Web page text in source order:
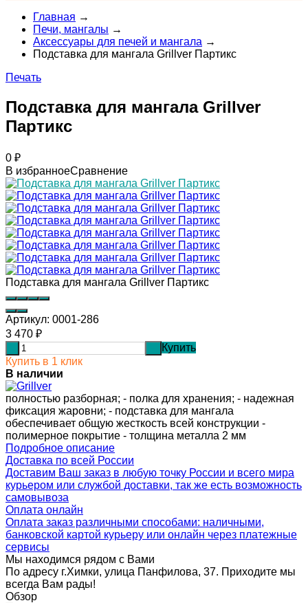
Главная →
Печи, мангалы →
Аксессуары для печей и мангала →
Подставка для мангала Grillver Партикс
Печать
Подставка для мангала Grillver
Партикс
0 ₽
В избранноеСравнение
Подставка для мангала Grillver Партикс
Артикул: 0001-286
3 470 ₽
Купить
Купить в 1 клик
В наличии
полностью разборная; - полка для хранения; - надежная
фиксация жаровни; - подставка для мангала
обеспечивает общую жесткость всей конструкции -
полимерное покрытие - толщина металла 2 мм​
Подробное описание
Доставка по всей России
Доставим Ваш заказ в любую точку России и всего мира
курьером или службой доставки, так же есть возможность
самовывоза
Оплата онлайн
Оплата заказ различными способами: наличными,
банковской картой курьеру или онлайн через платежные
сервисы
Мы находимся рядом с Вами
По адресу г.Химки, улица Панфилова, 37. Приходите мы
всегда Вам рады!
Обзор